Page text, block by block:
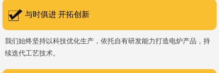
程度高、运行稳定、保温性能优良、全程电脑控制、可编程自动升降
盟CE认证。 公司凭借技术积累与产品优势，获得多项官方资质
认定：高新 技术企业、科技型中小企业、洛阳市企业研发中心（证
书编号：202207080）、河南省专精特新企业。 我们坚持以
与时俱进 开拓创新
我们始终坚持以科技优化生产，依托自有研发能力打造电炉产品，持
续迭代工艺技术。